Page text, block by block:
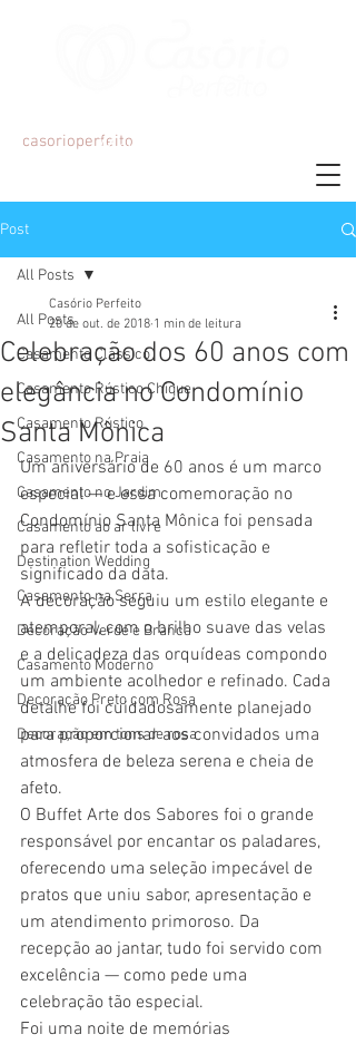
casorioperfeitoMariana Martins
Post
All Posts
Casamento Clássico
Casamento Rústico Chique
Casamento Rústico
Casamento na Praia
Casamento no Jardim
Casamento ao ar livre
Destination Wedding
Casamento na Serra
Decoração Verde e Branca
Casamento Moderno
Decoração Preto com Rosa
Decoração em tons de rosa
All Posts
Celebração dos 60 anos com
elegância no Condomínio
Santa Mônica
Casório Perfeito
20 de out. de 2018 1 min de leitura
Um aniversário de 60 anos é um marco
especial — e essa comemoração no
Condomínio Santa Mônica foi pensada
para refletir toda a sofisticação e
significado da data.
A decoração seguiu um estilo elegante e
atemporal, com o brilho suave das velas
e a delicadeza das orquídeas compondo
um ambiente acolhedor e refinado. Cada
detalhe foi cuidadosamente planejado
para proporcionar aos convidados uma
atmosfera de beleza serena e cheia de
afeto.
O Buffet Arte dos Sabores foi o grande
responsável por encantar os paladares,
oferecendo uma seleção impecável de
pratos que uniu sabor, apresentação e
um atendimento primoroso. Da
recepção ao jantar, tudo foi servido com
excelência — como pede uma
celebração tão especial.
Foi uma noite de memórias